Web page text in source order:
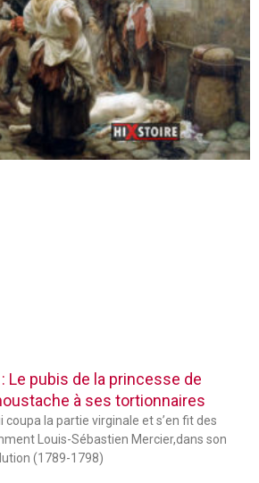
Le pubis de la princesse de
à ses tortionnaires
coupa la partie virginale et s’en fit des
Louis-Sébastien Mercier,dans son
(1789-1798)